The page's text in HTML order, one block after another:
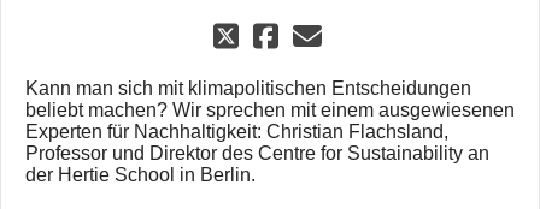
Kann man sich mit klimapolitischen Entscheidungen
beliebt machen? Wir sprechen mit einem ausgewiesenen
Experten für Nachhaltigkeit: Christian Flachsland,
Professor und Direktor des Centre for Sustainability an
der Hertie School in Berlin.